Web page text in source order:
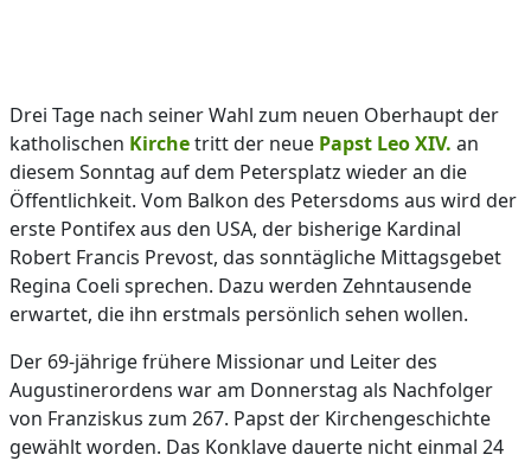
Drei Tage nach seiner Wahl zum neuen Oberhaupt der
katholischen Kirchetritt der neue Papst Leo XIV. an
diesem Sonntag auf dem Petersplatz wieder an die
Öffentlichkeit. Vom Balkon des Petersdoms aus wird der
erste Pontifex aus den USA, der bisherige Kardinal
Robert Francis Prevost, das sonntägliche Mittagsgebet
Regina Coeli sprechen. Dazu werden Zehntausende
erwartet, die ihn erstmals persönlich sehen wollen.
Der 69-jährige frühere Missionar und Leiter des
Augustinerordens war am Donnerstag als Nachfolger
von Franziskus zum 267. Papst der Kirchengeschichte
gewählt worden. Das Konklave dauerte nicht einmal 24